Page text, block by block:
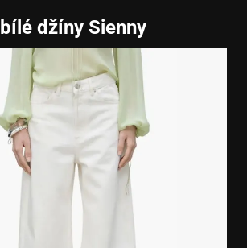
džíny Sienny